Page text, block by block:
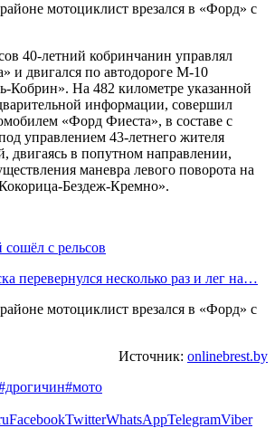
40-летний кобринчанин управлял
и двигался по автодороге М-10
Кобрин». На 482 километре указанной
информации, совершил
«Форд Фиеста», в составе с
управлением 43-летнего жителя
двигаясь в попутном направлении,
маневра левого поворота на
Бездеж-Кремно».
с рельсов
перевернулся несколько раз и лег на…
Источник: onlinebrest.by
#мото
FacebookTwitterWhatsAppTelegramViber